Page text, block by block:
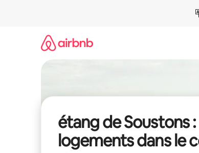
étang de Soustons :
logements dans le